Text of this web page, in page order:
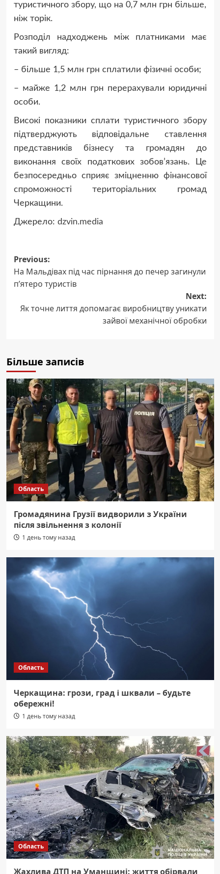
туристичного збору, що на 0,7 млн грн більше,
ніж торік.
Розподіл надходжень між платниками має
такий вигляд:
– більше 1,5 млн грн сплатили фізичні особи;
– майже 1,2 млн грн перерахували юридичні
особи.
Високі показники сплати туристичного збору
підтверджують відповідальне ставлення
представників бізнесу та громадян до
виконання своїх податкових зобов’язань. Це
безпосередньо сприяє зміцненню фінансової
спроможності територіальних громад
Черкащини.
Джерело: dzvin.media
Post
navigation
Previous:
На Мальдівах під час пірнання до печер загинули
п’ятеро туристів
Next:
Як точне лиття допомагає виробництву уникати
зайвої механічної обробки
Більше записів
Область
Громадянина Грузії видворили з України
після звільнення з колонії
1 день тому назад
Область
Черкащина: грози, град і шквали – будьте
обережні!
1 день тому назад
Область
Жахлива ДТП на Уманщині: життя обірвали